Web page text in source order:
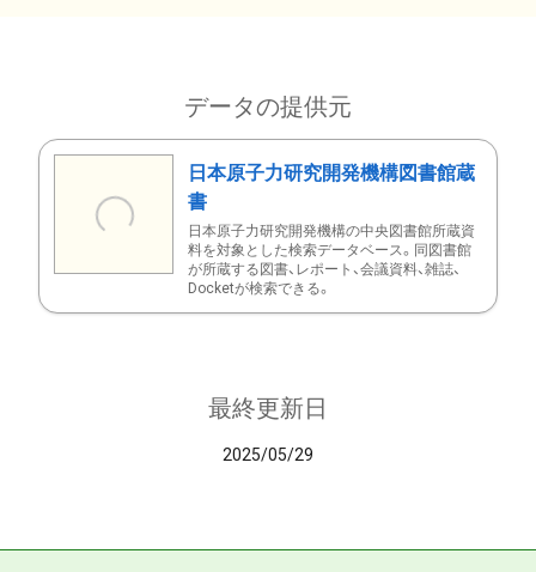
データの提供元
日本原子力研究開発機構図書館蔵
書
日本原子力研究開発機構の中央図書館所蔵資
料を対象とした検索データベース。同図書館
が所蔵する図書、レポート、会議資料、雑誌、
Docketが検索できる。
最終更新日
2025/05/29